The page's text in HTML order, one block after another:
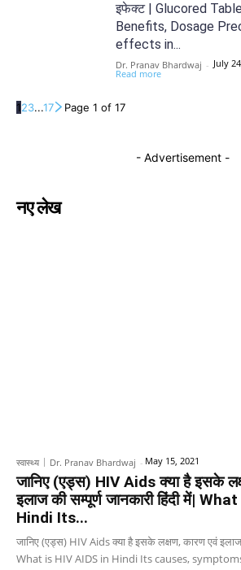
इफेक्ट | Glucored
Benefits, Dosage
effects in...
Dr. Pranav Bhardwaj - July
Read more
123...17 Page 1 of 17
- Advertisement -
नए लेख
स्वास्थ्य Dr. Pranav Bhardwaj - May 15, 2021
जानिए (एड्स) HIV Aids क्या है इसके
इलाज की सम्पूर्ण जानकारी हिंदी में|
Hindi Its...
जानिए (एड्स) HIV Aids क्या है इसके लक्षण, कारण एवं इलाज
What is HIV AIDS in Hindi Its causes,